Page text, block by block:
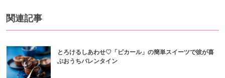
関連記事
とろけるしあわせ♡「ピカール」の簡単スイーツで彼が喜
ぶおうちバレンタイン